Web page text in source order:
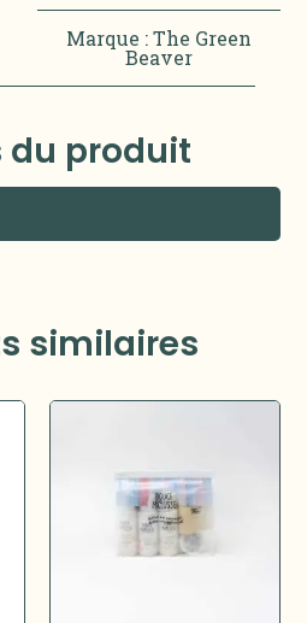
Marque :The Green
Beaver
du produit
similaires